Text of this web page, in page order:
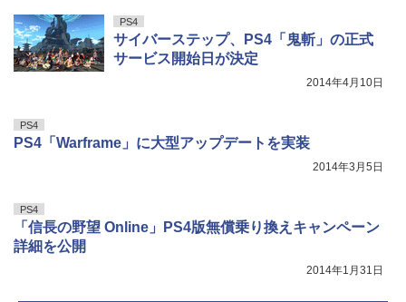
PS4
サイバーステップ、PS4「鬼斬」の正式
サービス開始日が決定
2014年4月10日
PS4
PS4「Warframe」に大型アップデートを実装
2014年3月5日
PS4
「信長の野望 Online」PS4版無償乗り換えキャンペーン
詳細を公開
2014年1月31日